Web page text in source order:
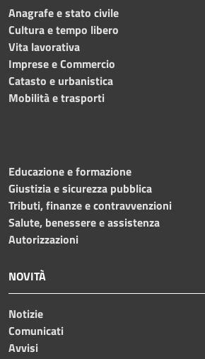
Anagrafe e stato civile
Cultura e tempo libero
Vita lavorativa
Imprese e Commercio
Catasto e urbanistica
Mobilità e trasporti
Educazione e formazione
Giustizia e sicurezza pubblica
Tributi, finanze e contravvenzioni
Salute, benessere e assistenza
Autorizzazioni
NOVITÀ
Notizie
Comunicati
Avvisi